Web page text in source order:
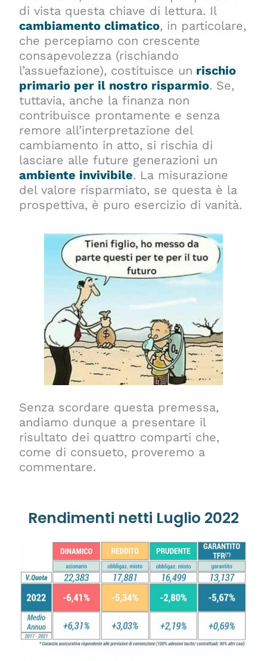
di vista questa chiave di lettura. Il
cambiamento climatico, in particolare,
che percepiamo con crescente
consapevolezza (rischiando
l’assuefazione), costituisce un rischio
primario per il nostro risparmio. Se,
tuttavia, anche la finanza non
contribuisce prontamente e senza
remore all’interpretazione del
cambiamento in atto, si rischia di
lasciare alle future generazioni un
ambiente invivibile. La misurazione
del valore risparmiato, se questa è la
prospettiva, è puro esercizio di vanità.
Senza scordare questa premessa,
andiamo dunque a presentare il
risultato dei quattro comparti che,
come di consueto, proveremo a
commentare.
Rendimenti netti Luglio 2022